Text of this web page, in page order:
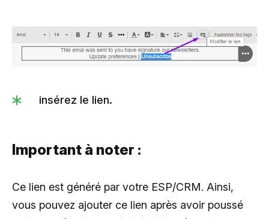
insérez le lien.
Important à noter :
Ce lien est généré par votre ESP/CRM. Ainsi,
vous pouvez ajouter ce lien après avoir poussé